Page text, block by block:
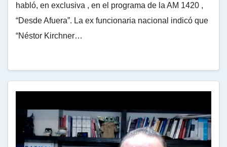
habló, en exclusiva , en el programa de la AM 1420 ,
“Desde Afuera”. La ex funcionaria nacional indicó que
“Néstor Kirchner…